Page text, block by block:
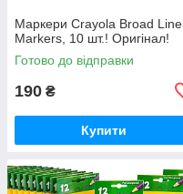
Маркери Crayola Broad Line
Markers, 10 шт.! Оригінал!
Готово до відправки
190 ₴
Купити